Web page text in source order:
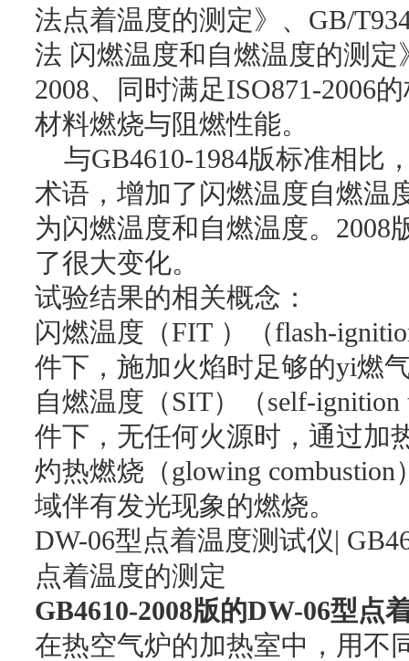
法点着温度的测定》 、 GB/
法 闪燃温度和自燃温度的测定
2008、同时满足ISO871-2006
材料燃烧与阻燃性能。
与GB4610-1984版标准相比
术语，增加了闪燃温度自燃温
为闪燃温度和自燃温度。 2008
了很大变化。
试验结果的相关概念：
闪燃温度（FIT ）（flash-
件下，施加火焰时足够的yi燃
自燃温度（SIT）（self-ignition
件下，无任何火源时，通过加
灼热燃烧（glowing combustion
域伴有发光现象的燃烧。
DW-06型点着温度测试仪|
点着温度的测定
GB4610-2008版的DW-06型点
在热空气炉的加热室中，用不